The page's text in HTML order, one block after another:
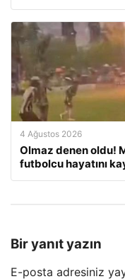
4 Ağustos 2026
Olmaz denen oldu!
futbolcu hayatını
Bir yanıt yazın
E-posta adresiniz